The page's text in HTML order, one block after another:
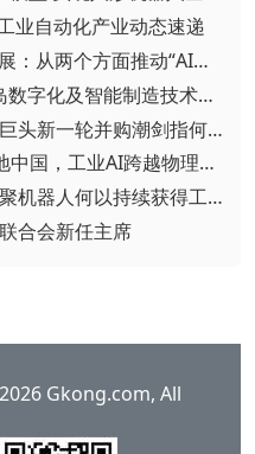
业自动化产业动态速递
▪ 汇川技术首次披露AI战略进展：从两个方面推动“AI业务化”落地
▪ 聚焦智造新机遇！2026 青岛数字化及智能制造技术论坛圆满落幕
▪ 相继宣布重磅收购，自动化巨头新一轮并购潮剑指何方？
▪ 西门子Eigen工程智能体落地中国，工业AI跨越物理世界“确定性”拐点
▪ 与哈金森达成战略合作，乐聚机器人何以持续获得工业巨头青睐？
合会新任主席
Gkong.com, All